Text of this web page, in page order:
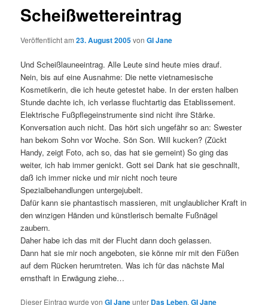
Scheißwettereintrag
Veröffentlicht am23. August 2005vonGI Jane
Und Scheißlauneeintrag. Alle Leute sind heute mies drauf.
Nein, bis auf eine Ausnahme: Die nette vietnamesische
Kosmetikerin, die ich heute getestet habe. In der ersten halben
Stunde dachte ich, ich verlasse fluchtartig das Etablissement.
Elektrische Fußpflegeinstrumente sind nicht ihre Stärke.
Konversation auch nicht. Das hört sich ungefähr so an: Swester
han bekom Sohn vor Woche. Sön Son. Will kucken? (Zückt
Handy, zeigt Foto, ach so, das hat sie gemeint) So ging das
weiter, ich hab immer genickt. Gott sei Dank hat sie geschnallt,
daß ich immer nicke und mir nicht noch teure
Spezialbehandlungen untergejubelt.
Dafür kann sie phantastisch massieren, mit unglaublicher Kraft in
den winzigen Händen und künstlerisch bemalte Fußnägel
zaubern.
Daher habe ich das mit der Flucht dann doch gelassen.
Dann hat sie mir noch angeboten, sie könne mir mit den Füßen
auf dem Rücken herumtreten. Was ich für das nächste Mal
ernsthaft in Erwägung ziehe…
Dieser Eintrag wurde vonGI Janeunter Das Leben,GI Jane